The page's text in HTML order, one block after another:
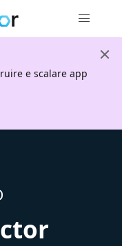
e scalare app